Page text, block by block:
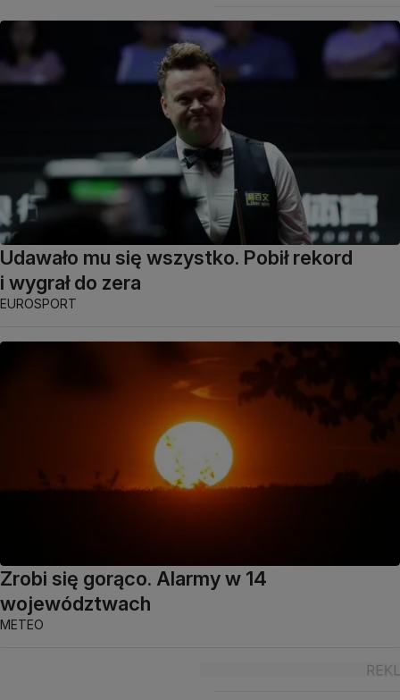
Udawało mu się wszystko. Pobił rekord
i wygrał do zera
EUROSPORT
Zrobi się gorąco. Alarmy w 14
województwach
METEO